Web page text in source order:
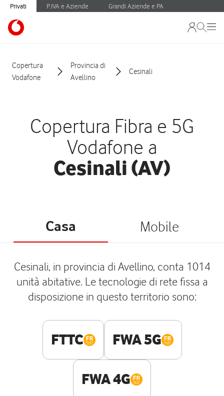
Privati P.IVA e Aziende Grandi Aziende e PA
Copertura
Vodafone
Provincia di
Avellino
Cesinali
Copertura Fibra e 5G
Vodafone a
Cesinali (AV)
Casa Mobile
Cesinali, in provincia di Avellino, conta 1014
unità abitative. Le tecnologie di rete fissa a
disposizione in questo territorio sono:
FTTC FWA 5G
FWA 4G